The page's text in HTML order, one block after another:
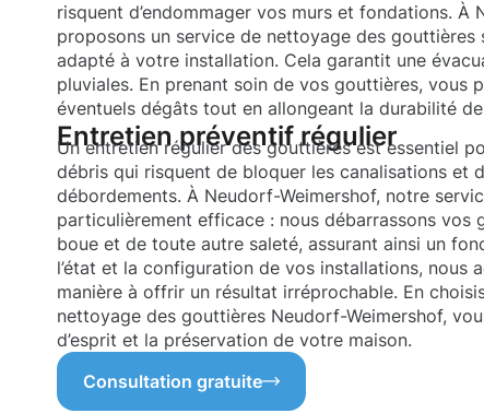
risquent d’endommager vos murs et fondations. À
proposons un service de nettoyage des gouttières
adapté à votre installation. Cela garantit une
pluviales. En prenant soin de vos gouttières, vous
éventuels dégâts tout en allongeant la durabilité
Entretien préventif régulier
Un entretien régulier des gouttières est essentiel
débris qui risquent de bloquer les canalisations et
débordements. À Neudorf-Weimershof, notre
particulièrement efficace : nous débarrassons vos
boue et de toute autre saleté, assurant ainsi un
l’état et la configuration de vos installations, nous
manière à offrir un résultat irréprochable. En
nettoyage des gouttières Neudorf-Weimershof,
d’esprit et la préservation de votre maison.
Consultation gratuite